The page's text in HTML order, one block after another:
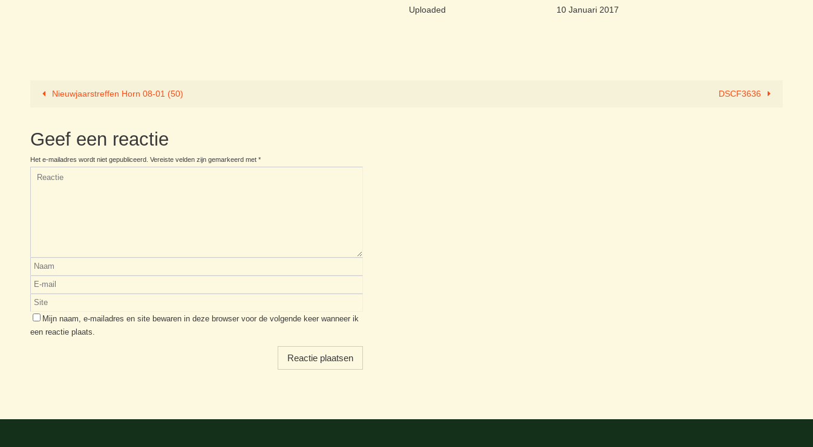
Uploaded 10 Januari 2017
Nieuwjaarstreffen Horn 08-01 (50) DSCF3636
Geef een reactie
Het e-mailadres wordt niet gepubliceerd. Vereiste velden zijn gemarkeerd met *
Mijn naam, e-mailadres en site bewaren in deze browser voor de volgende keer wanneer ik
een reactie plaats.